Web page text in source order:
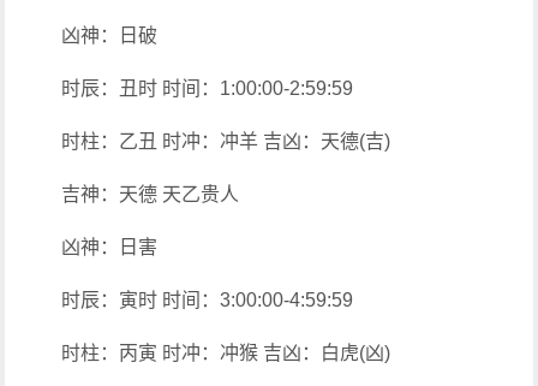
凶神：日破
时辰：丑时 时间：1:00:00-2:59:59
时柱：乙丑 时冲：冲羊 吉凶：天德(吉)
吉神：天德 天乙贵人
凶神：日害
时辰：寅时 时间：3:00:00-4:59:59
时柱：丙寅 时冲：冲猴 吉凶：白虎(凶)